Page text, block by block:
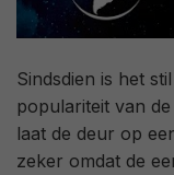
Sindsdien is het
populariteit van de
laat de deur op
zeker omdat de